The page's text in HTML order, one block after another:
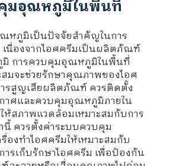
มอุณหภูมิในพื้นที่
หภูมิเป็นปัจจัยสำคัญในการ
นื่องจากไอศครีมเป็นผลิตภัณฑ์
การควบคุมอุณหภูมิในพื้นที่
สมจะช่วยรักษาคุณภาพของไอศ
รสูญเสียผลิตภัณฑ์ ควรติดตั้ง
าศและควบคุมอุณหภูมิภายใน
ห้สภาพแวดล้อมเหมาะสมกับการ
ควรตั้งค่าระบบควบคุม
งทำไอศครีมให้เหมาะสมกับ
รเก็บรักษาไอศครีม เพื่อป้องกัน